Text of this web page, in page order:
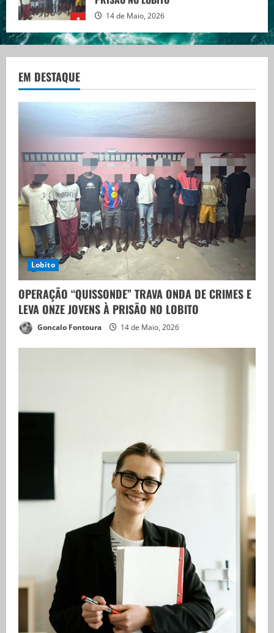
1
2
3
Oportunidade de trabalho em Portugal
para profissionais PALOP
15 de Abril, 2026
4
Papa Leão XIV em Angola
14 de Abril, 2026
5
Linha do Lobito devastada após cenário
de destruição
EM DESTAQUE
Lobito
OPERAÇÃO “QUISSONDE” TRAVA ONDA DE CRIMES E
LEVA ONZE JOVENS À PRISÃO NO LOBITO
Goncalo Fontoura 14 de Maio, 2026